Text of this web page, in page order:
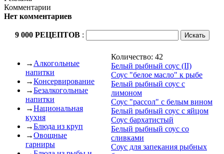
Комментарии
Нет комментариев
9 000 РЕЦЕПТОВ :
→ Алкогольные
напитки
→Консервирование
→Безалкогольные
напитки
→Национальная
кухня
→Блюда из круп
→Овощные
гарниры
Количество: 42
Белый рыбный соус (II)
Соус "белое масло" к рыбе
Белый рыбный соус с
лимоном
Соус "рассол" с белым вином
Белый рыбный соус с яйцом
Соус бархатистый
Белый рыбный соус со
сливками
Соус для запекания рыбных